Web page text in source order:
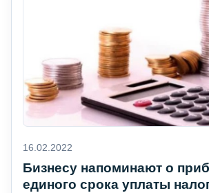
16.02.2022
Бизнесу напоминают о
единого срока уплаты